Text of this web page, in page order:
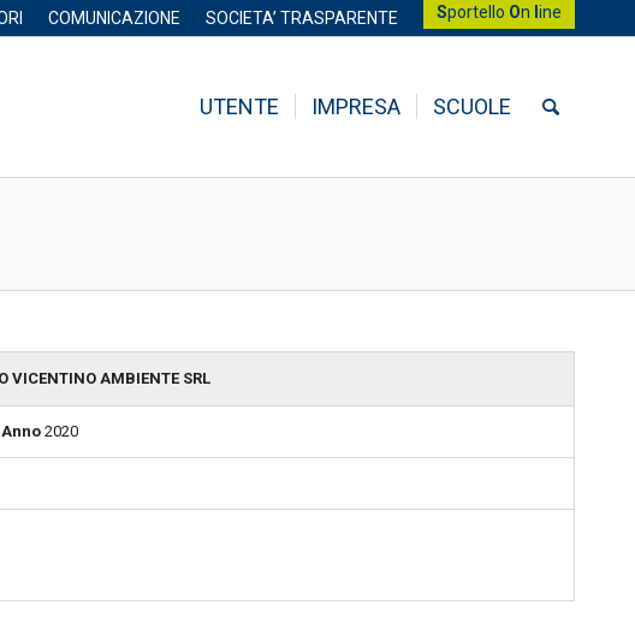
COMUNICAZIONE SOCIETA’ TRASPARENTE Sportello On ine
UTENTE IMPRESA SCUOLE
VICENTINO AMBIENTE SRL
Anno 2020